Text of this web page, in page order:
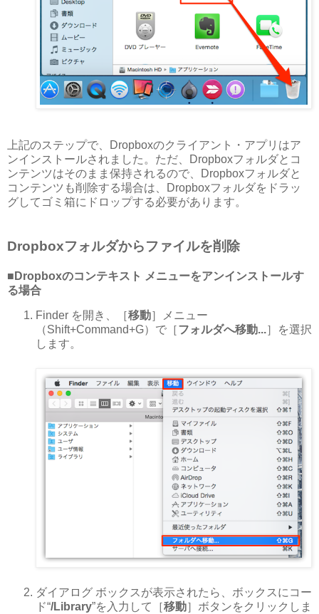
上記のステップで、Dropboxのクライアント・アプリはア
ンインストールされました。ただ、Dropboxフォルダとコ
ンテンツはそのまま保持されるので、Dropboxフォルダと
コンテンツも削除する場合は、Dropboxフォルダをドラッ
グしてゴミ箱にドロップする必要があります。
Dropboxフォルダからファイルを削除
■Dropboxのコンテキスト メニューをアンインストールす
る場合
Finder を開き、［移動］メニュー
（Shift+Command+G）で［フォルダへ移動...］を選択
します。
ダイアログ ボックスが表示されたら、ボックスにコー
ド“/Library”を入力して［移動］ボタンをクリックしま